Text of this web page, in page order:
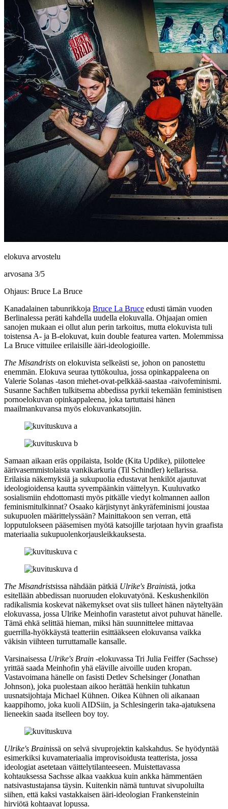
elokuva arvostelu
arvosana 3/5
Ohjaus: Bruce La Bruce
Kanadalainen tabunrikkoja Bruce La Bruce edusti tämän vuoden
Berlinalessa peräti kahdella uudella elokuvalla. Ohjaajan omien
sanojen mukaan ei ollut alun perin tarkoitus, mutta elokuvista tuli
toistensa A‑ ja B‑elokuvat, kuin double featurea varten. Molemmissa
La Bruce vittuilee erilaisille ääri-ideologioille.
The Misandrists on elokuvista selkeästi se, johon on panostettu
enemmän. Elokuva seuraa tyttökoulua, jossa opinkappaleena on
Valerie Solanas ‑tason miehet-ovat-pelkkää-saastaa ‑raivofeminismi.
Susanne Sachßen tulkitsema abbedissa pyrkii tekemään feministisen
pornoelokuvan opinkappaleena, joka tartuttaisi hänen
maailmankuvansa myös elokuvankatsojiin.
Samaan aikaan eräs oppilaista, Isolde (Kita Updike), piilottelee
äärivasemmistolaista vankikarkuria (Til Schindler) kellarissa.
Erilaisia näkemyksiä ja sukupuolia edustavat henkilöt ajautuvat
ideologioidensa kautta syvempäänkin väittelyyn. Kuuluvatko
sosialismiin ehdottomasti myös pitkälle viedyt kolmannen aallon
feminismitulkinnat? Osaako kärjistynyt änkyräfeminismi joustaa
sukupuolen määrittelyssään? Mainittakoon sen verran, että
lopputulokseen pääsemisen myötä katsojille tarjotaan hyvin graafista
materiaalia sukupuolenkorjausleikkauksesta.
The Misandristsissa nähdään pätkiä Ulrike's Brainistä, jotka
esitellään abbedissan nuoruuden elokuvatyönä. Keskushenkilön
radikalismia koskevat näkemykset ovat siis tulleet hänen näyteltyään
elokuvassa, jossa Ulrike Meinhofin varastetut aivot puhuvat hänelle.
Tämä ehkä selittää hieman, miksi hän suunnittelee mittavaa
guerrilla-hyökkäystä teatteriin esittääkseen elokuvansa vaikka
väkisin viihteen turruttamalle kansalle.
Varsinaisessa Ulrike's Brain ‑elokuvassa Tri Julia Feiffer (Sachsse)
yrittää saada Meinhofin yhä eläville aivoille uuden kropan.
Vastavoimana hänelle on fasisti Detlev Schelsinger (Jonathan
Johnson), joka puolestaan aikoo herättää henkiin tuhkatun
uusnatsijohtaja Michael Kühnen. Oikea Kühnen oli aikanaan
kaappihomo, joka kuoli AIDSiin, ja Schlesingerin taka-ajatuksena
lieneekin saada itselleen boy toy.
Ulrike's Brainissä on selvä sivuprojektin kalskahdus. Se hyödyntää
esimerkiksi kuvamateriaalia improvisoidusta teatterista, jossa
ideologiat asetetaan väittelytilanteeseen. Muistettavassa
kohtauksessa Sachsse alkaa vaakkua kuin ankka hämmentäen
natsivastustajansa täysin. Kuitenkin nämä tuntuvat sivupoluilta
siihen, että kaksi vastakkaisen ääri-ideologian Frankensteinin
hirviötä kohtaavat lopussa.